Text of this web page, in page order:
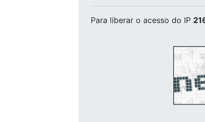
Para liberar o acesso do IP